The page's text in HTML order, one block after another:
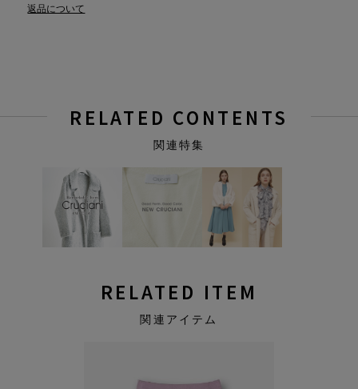
返品について
RELATED CONTENTS
関連特集
RELATED ITEM
関連アイテム